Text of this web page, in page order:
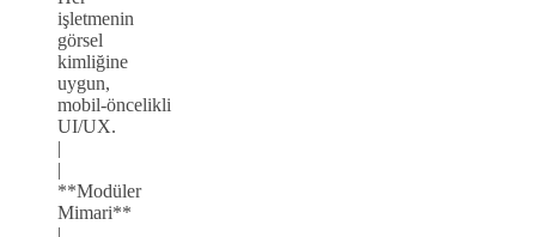
işletmenin
görsel
kimliğine
uygun,
mobil‑öncelikli
UI/UX.
|
|
**Modüler
Mimari**